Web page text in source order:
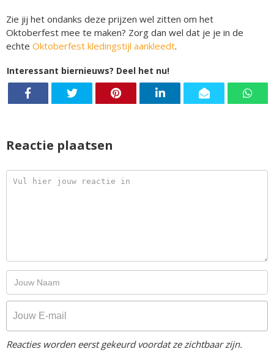
Zie jij het ondanks deze prijzen wel zitten om het
Oktoberfest mee te maken? Zorg dan wel dat je je in de
echte Oktoberfest kledingstijl aankleedt.
Interessant biernieuws? Deel het nu!
Reactie plaatsen
Reacties worden eerst gekeurd voordat ze zichtbaar zijn.